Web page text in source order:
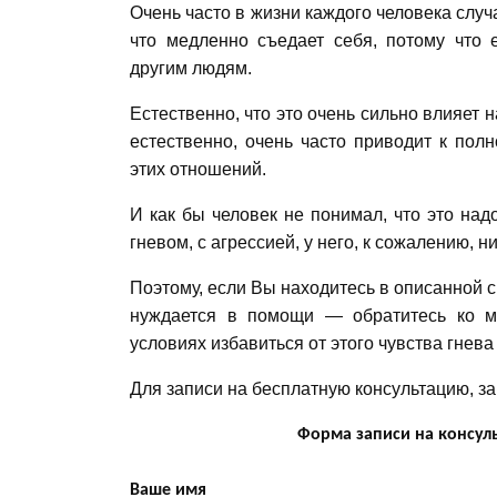
Очень часто в жизни каждого человека
что медленно съедает себя, потому что
другим людям.
Естественно, что это очень сильно
естественно, очень часто приводит к
этих отношений.
И как бы человек не понимал, что это
гневом, с агрессией, у него, к сожалению,
Поэтому, если Вы находитесь в описанной
нуждается в помощи — обратитесь ко
условиях избавиться от этого чувства
Для записи на бесплатную консультацию,
Форма записи на
Ваше имя